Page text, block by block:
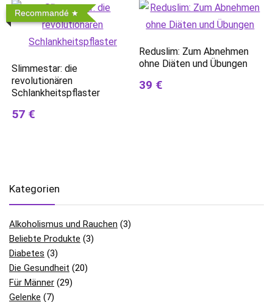
Recommandé
Slimmestar: die
revolutionären
Schlankheitspflaster
57 €
Reduslim: Zum Abnehmen
ohne Diäten und Übungen
39 €
Kategorien
Alkoholismus und Rauchen (3)
Beliebte Produkte (3)
Diabetes (3)
Die Gesundheit (20)
Für Männer (29)
Gelenke (7)